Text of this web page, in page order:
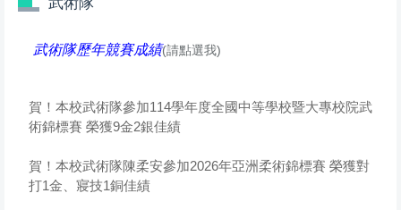
武術隊歷年競賽成績(請點選我)
賀！本校武術隊參加114學年度全國中等學校暨大專校院武
術錦標賽 榮獲9金2銀佳績
賀！本校武術隊陳柔安參加2026年亞洲柔術錦標賽 榮獲對
打1金、寢技1銅佳績